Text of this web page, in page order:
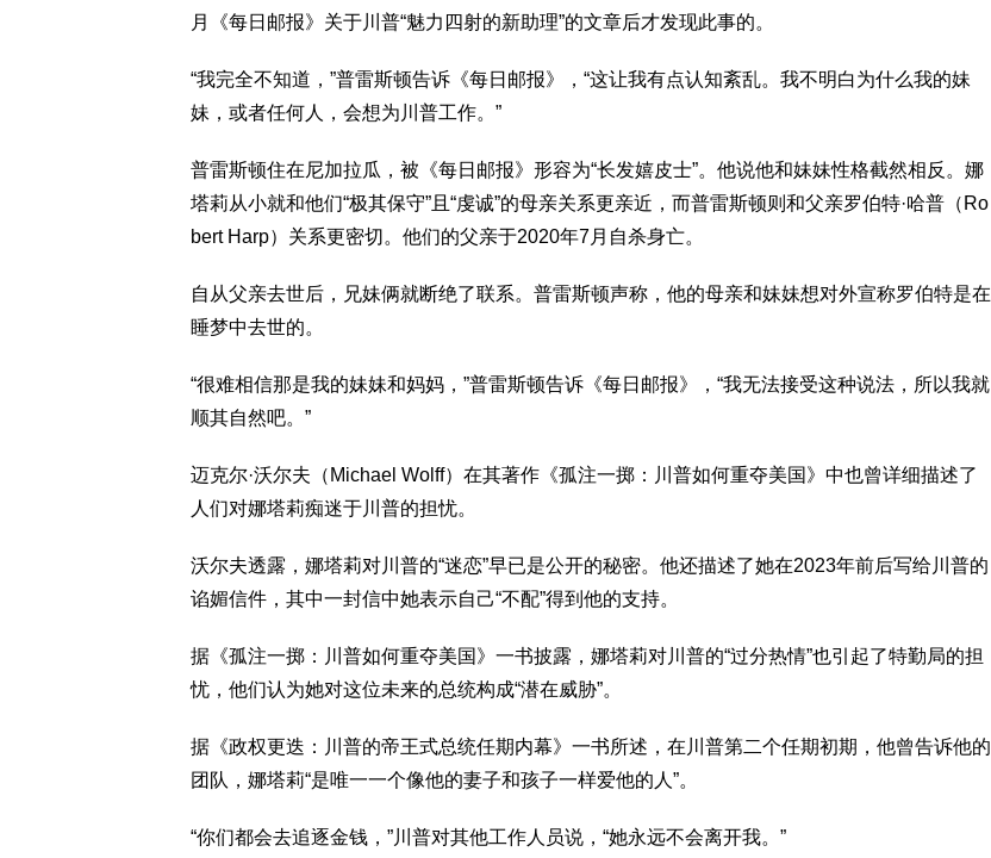
月《每日邮报》关于川普“魅力四射的新助理”的文章后才发现此事的。
“我完全不知道，”普雷斯顿告诉《每日邮报》，“这让我有点认知紊乱。我不明白为什么我的妹
妹，或者任何人，会想为川普工作。”
普雷斯顿住在尼加拉瓜，被《每日邮报》形容为“长发嬉皮士”。他说他和妹妹性格截然相反。娜
塔莉从小就和他们“极其保守”且“虔诚”的母亲关系更亲近，而普雷斯顿则和父亲罗伯特·哈普（Ro
bert Harp）关系更密切。他们的父亲于2020年7月自杀身亡。
自从父亲去世后，兄妹俩就断绝了联系。普雷斯顿声称，他的母亲和妹妹想对外宣称罗伯特是在
睡梦中去世的。
“很难相信那是我的妹妹和妈妈，”普雷斯顿告诉《每日邮报》，“我无法接受这种说法，所以我就
顺其自然吧。”
迈克尔·沃尔夫（Michael Wolff）在其著作《孤注一掷：川普如何重夺美国》中也曾详细描述了
人们对娜塔莉痴迷于川普的担忧。
沃尔夫透露，娜塔莉对川普的“迷恋”早已是公开的秘密。他还描述了她在2023年前后写给川普的
谄媚信件，其中一封信中她表示自己“不配”得到他的支持。
据《孤注一掷：川普如何重夺美国》一书披露，娜塔莉对川普的“过分热情”也引起了特勤局的担
忧，他们认为她对这位未来的总统构成“潜在威胁”。
据《政权更迭：川普的帝王式总统任期内幕》一书所述，在川普第二个任期初期，他曾告诉他的
团队，娜塔莉“是唯一一个像他的妻子和孩子一样爱他的人”。
“你们都会去追逐金钱，”川普对其他工作人员说，“她永远不会离开我。”